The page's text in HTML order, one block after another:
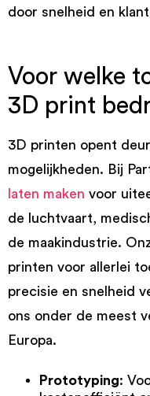
door snelheid en
Voor welke
3D print
3D printen opent
mogelijkheden. Bij
laten maken voor
de luchtvaart,
de maakindustrie.
printen voor allerlei
precisie en snelheid
ons onder de meest
Europa.
Prototyping: